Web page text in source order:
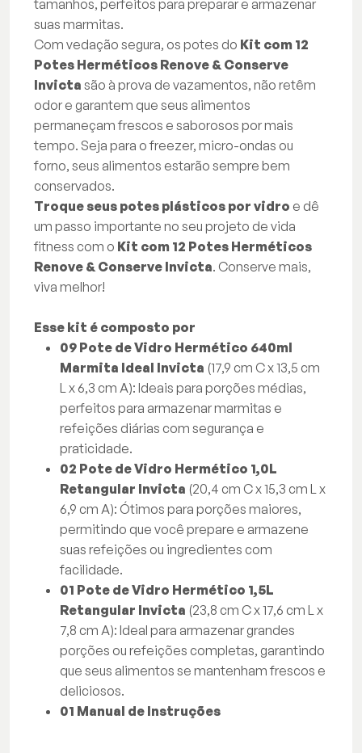
tamanhos, perfeitos para preparar e armazenar
suas marmitas.
Com vedação segura, os potes do Kit com 12
Potes Herméticos Renove & Conserve
Invicta são à prova de vazamentos, não retêm
odor e garantem que seus alimentos
permaneçam frescos e saborosos por mais
tempo. Seja para o freezer, micro-ondas ou
forno, seus alimentos estarão sempre bem
conservados.
Troque seus potes plásticos por vidro e dê
um passo importante no seu projeto de vida
fitness com o Kit com 12 Potes Herméticos
Renove & Conserve Invicta. Conserve mais,
viva melhor!
Esse kit é composto por
09 Pote de Vidro Hermético 640ml
Marmita Ideal Invicta (17,9 cm C x 13,5 cm
L x 6,3 cm A): Ideais para porções médias,
perfeitos para armazenar marmitas e
refeições diárias com segurança e
praticidade.
02 Pote de Vidro Hermético 1,0L
Retangular Invicta (20,4 cm C x 15,3 cm L x
6,9 cm A): Ótimos para porções maiores,
permitindo que você prepare e armazene
suas refeições ou ingredientes com
facilidade.
01 Pote de Vidro Hermético 1,5L
Retangular Invicta (23,8 cm C x 17,6 cm L x
7,8 cm A): Ideal para armazenar grandes
porções ou refeições completas, garantindo
que seus alimentos se mantenham frescos e
deliciosos.
01 Manual de Instruções